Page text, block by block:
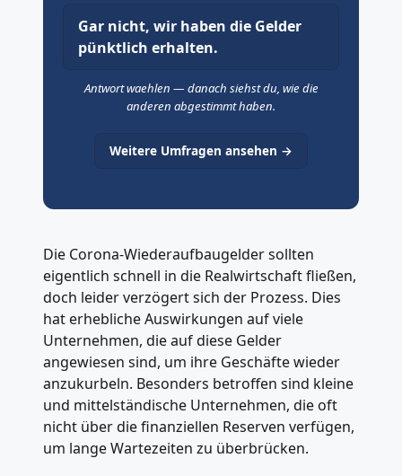
Gar nicht, wir haben die Gelder
pünktlich erhalten.
Antwort waehlen — danach siehst du, wie die
anderen abgestimmt haben.
Weitere Umfragen ansehen →
Die Corona-Wiederaufbaugelder sollten
eigentlich schnell in die Realwirtschaft fließen,
doch leider verzögert sich der Prozess. Dies
hat erhebliche Auswirkungen auf viele
Unternehmen, die auf diese Gelder
angewiesen sind, um ihre Geschäfte wieder
anzukurbeln. Besonders betroffen sind kleine
und mittelständische Unternehmen, die oft
nicht über die finanziellen Reserven verfügen,
um lange Wartezeiten zu überbrücken.